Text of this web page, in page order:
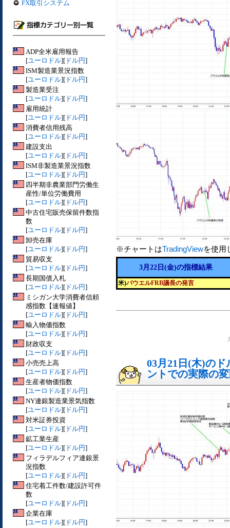
FX取引システム
ADP全米雇用報告
[ユーロドル][ ドル円]
ISM製造業景況指数
[ユーロドル][ ドル円]
製造業受注
[ユーロドル][ ドル円]
雇用統計
[ユーロドル][ ドル円]
消費者信用残高
[ユーロドル][ ドル円]
建設支出
[ユーロドル][ ドル円]
ISM非製造業景況指数
[ユーロドル][ ドル円]
四半期非農業部門労働生
産性/単位労働費用
[ユーロドル][ ドル円]
中古住宅販売保留件数指
数
[ユーロドル][ ドル円]
卸売在庫
[ユーロドル][ ドル円]
貿易収支
[ユーロドル][ ドル円]
長期国債入札
[ユーロドル][ ドル円]
ミシガン大学消費者信頼
感指数【速報値】
[ユーロドル][ ドル円]
輸入物価指数
[ユーロドル][ ドル円]
財政収支
[ユーロドル][ ドル円]
小売売上高
[ユーロドル][ ドル円]
生産者物価指数
[ユーロドル][ ドル円]
NY連銀製造業景気指数
[ユーロドル][ ドル円]
対米証券投資
[ユーロドル][ ドル円]
鉱工業生産
[ユーロドル][ ドル円]
フィラデルフィア連銀景
況指数
[ユーロドル][ ドル円]
住宅着工件数/建設許可件
数
[ユーロドル][ ドル円]
企業在庫
[ユーロドル][ ドル円]
※チャートはTradingViewを使用
3月22日(金)の指標結果
米)パウエルFRB議長の発言
03月21日(木)の
ントでの実際の